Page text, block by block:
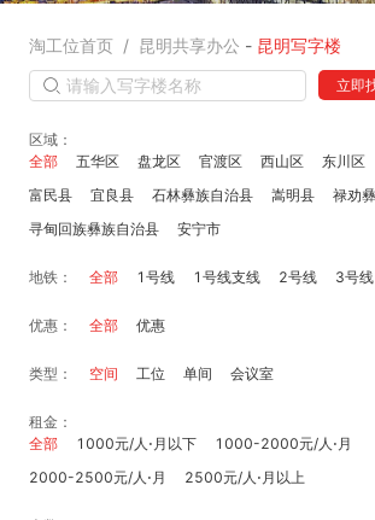
淘工位首页 / 昆明共享办公 - 昆明写字楼
请输入写字楼名称
立即
区域：
全部
五华区 盘龙区 官渡区 西山区 东川区
富民县
宜良县 石林彝族自治县 嵩明县
禄劝
寻甸回族彝族自治县
安宁市
地铁： 全部 1号线 1号线支线 2号线 3号线
优惠： 全部 优惠
类型： 空间 工位 单间 会议室
租金：
全部
1000元/人⋅月以下
1000-2000元/人⋅月
2000-2500元/人⋅月
2500元/人⋅月以上